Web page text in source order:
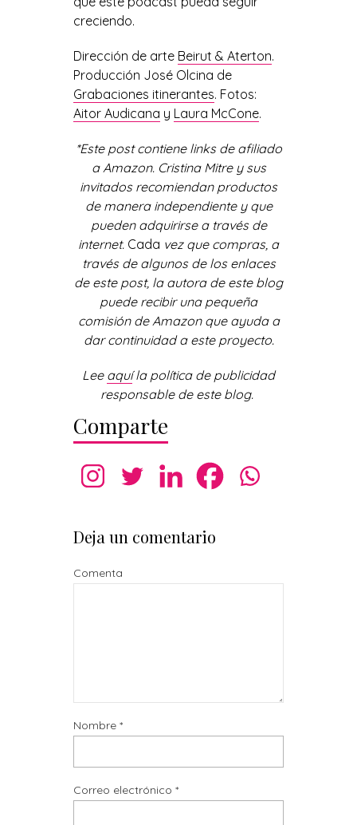
creciendo.
Dirección de arte Beirut & Aterton.
Producción José Olcina de
Grabaciones itinerantes. Fotos:
Aitor Audicana y Laura McCone.
*Este post contiene links de afiliado
a Amazon. Cristina Mitre y sus
invitados recomiendan productos
de manera independiente y que
pueden adquirirse a través de
internet. Cada vez que compras, a
través de algunos de los enlaces
de este post, la autora de este blog
puede recibir una pequeña
comisión de Amazon que ayuda a
dar continuidad a este proyecto.
Lee aquíla política de publicidad
responsable de este blog.
Comparte
Deja un comentario
Comenta
Nombre *
Correo electrónico *